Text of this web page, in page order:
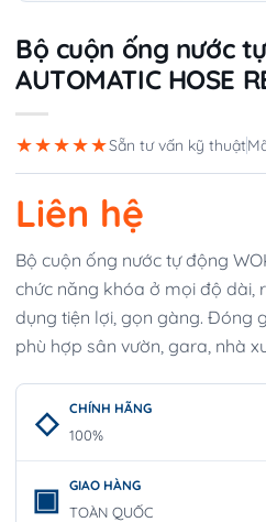
Bộ cuộn ống nước
AUTOMATIC HOSE
★★★★★Sẵn tư vấn kỹ thuật
Liên hệ
Bộ cuộn ống nước tự động
chức năng khóa ở mọi độ dài,
dụng tiện lợi, gọn gàng. Đóng
phù hợp sân vườn, gara, nhà
CHÍNH HÃNG
100%
GIAO HÀNG
TOÀN QUỐC